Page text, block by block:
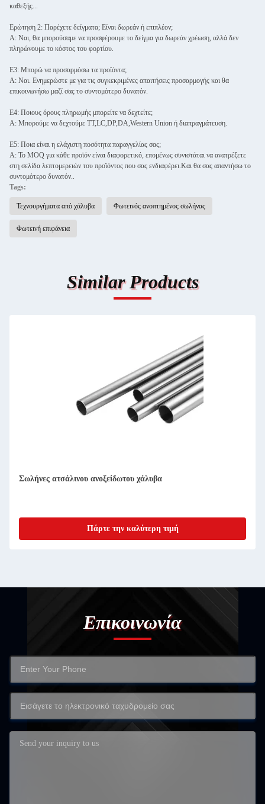
καθεξής...
Ερώτηση 2: Παρέχετε δείγματα; Είναι δωρεάν ή επιπλέον;
Α: Ναι, θα μπορούσαμε να προσφέρουμε το δείγμα για δωρεάν χρέωση, αλλά δεν
πληρώνουμε το κόστος του φορτίου.
Ε3: Μπορώ να προσαρμόσω τα προϊόντα;
Α: Ναι. Ενημερώστε με για τις συγκεκριμένες απαιτήσεις προσαρμογής και θα
επικοινωνήσω μαζί σας το συντομότερο δυνατόν.
Ε4: Ποιους όρους πληρωμής μπορείτε να δεχτείτε;
Α: Μπορούμε να δεχτούμε TT,LC,DP,DA,Western Union ή διαπραγμάτευση.
Ε5: Ποια είναι η ελάχιστη ποσότητα παραγγελίας σας;
Α: Το MOQ για κάθε προϊόν είναι διαφορετικό, επομένως συνιστάται να ανατρέξετε
στη σελίδα λεπτομερειών του προϊόντος που σας ενδιαφέρει.Και θα σας απαντήσω το
συντομότερο δυνατόν..
Tags:
Τεχνουργήματα από χάλυβα Φωτεινός ανοπτημένος σωλήνας
Φωτεινή επιφάνεια
Similar Products
Σωλήνες ατσάλινου ανοξείδωτου χάλυβα
Πάρτε την καλύτερη τιμή
Επικοινωνία